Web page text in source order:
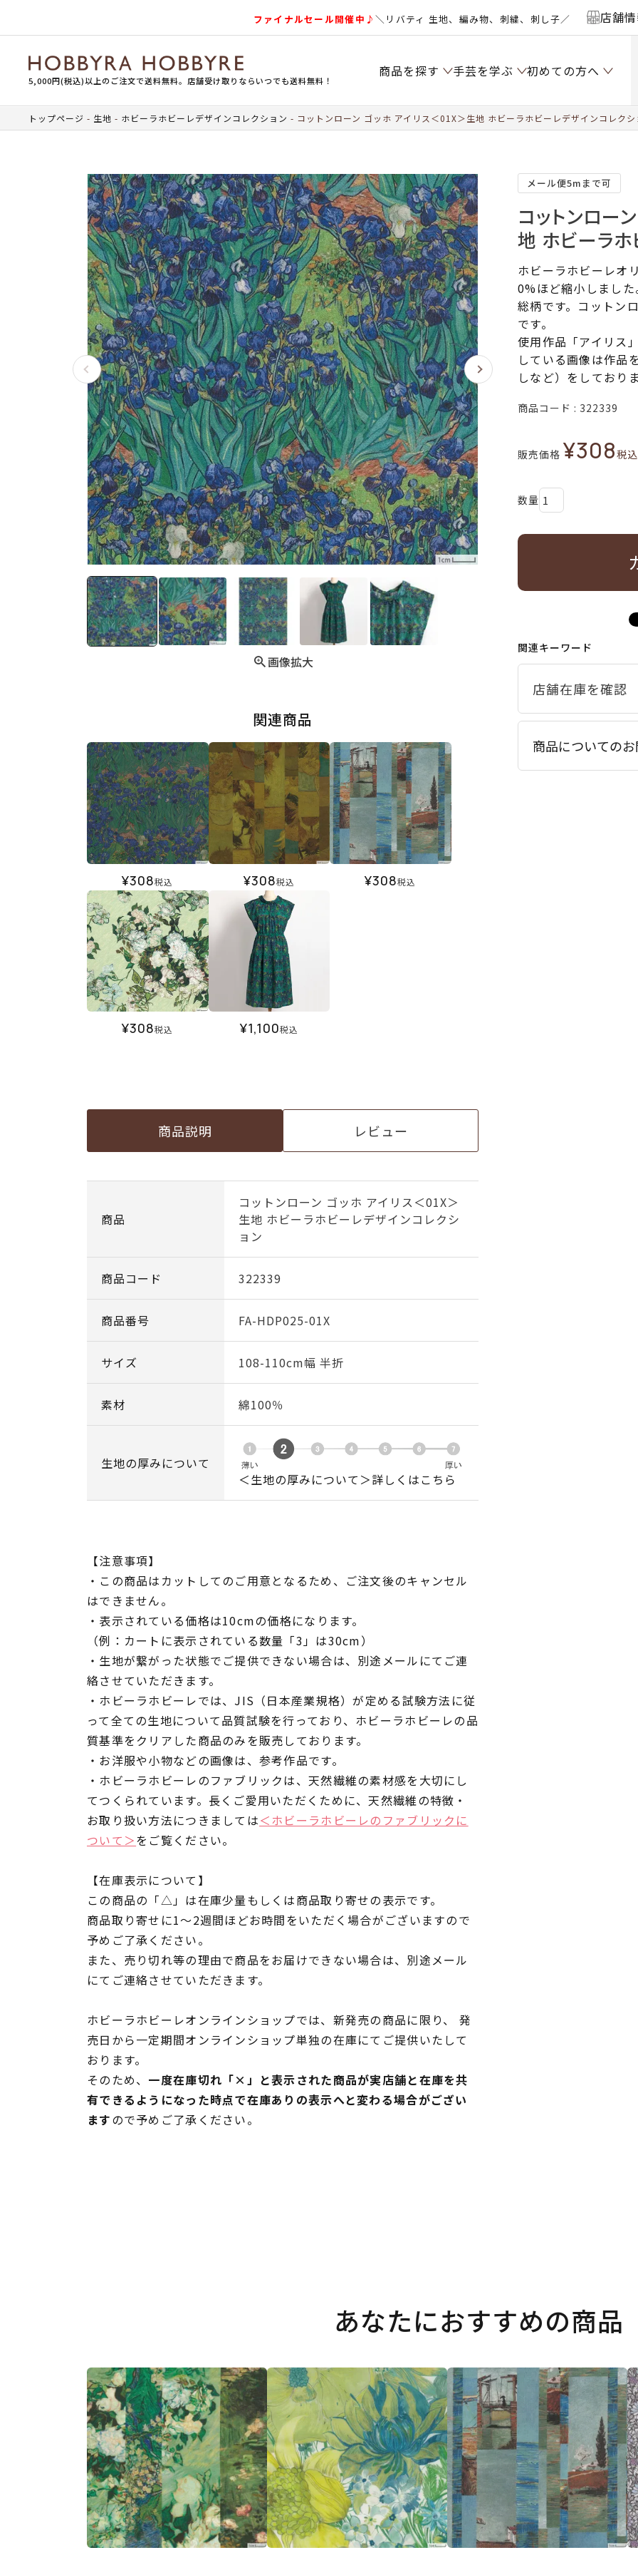
ファイナルセール開催中♪＼リバティ 生地、編み物、刺繍、刺し子／ 店舗
5,000円(税込)以上のご注文で送料無料。店舗受け取りならいつでも送料無料！
商品を探す 手芸を学ぶ 初めての方へ
トップページ 生地 ホビーラホビーレデザインコレクション コットンローン ゴッホ アイリス＜01X＞生地 ホビーラホビーレデザインコレクシ
画像拡大
関連商品
¥308税込 ¥308税込 ¥308税込
¥308税込 ¥1,100税込
商品説明 レビュー
商品
コットンローン ゴッホ アイリス＜01X＞
生地 ホビーラホビーレデザインコレクシ
ョン
商品コード 322339
商品番号 FA-HDP025-01X
サイズ 108-110cm幅 半折
素材 綿100％
生地の厚みについて
＜生地の厚みについて＞詳しくはこちら
【注意事項】
・この商品はカットしてのご用意となるため、ご注文後のキャンセル
はできません。
・表示されている価格は10cmの価格になります。
（例：カートに表示されている数量「3」は30cm）
・生地が繋がった状態でご提供できない場合は、別途メールにてご連
絡させていただきます。
・ホビーラホビーレでは、JIS（日本産業規格）が定める試験方法に従
って全ての生地について品質試験を行っており、ホビーラホビーレの品
質基準をクリアした商品のみを販売しております。
・お洋服や小物などの画像は、参考作品です。
・ホビーラホビーレのファブリックは、天然繊維の素材感を大切にし
てつくられています。長くご愛用いただくために、天然繊維の特徴・
お取り扱い方法につきましては＜ホビーラホビーレのファブリックに
ついて＞をご覧ください。
【在庫表示について】
この商品の「△」は在庫少量もしくは商品取り寄せの表示です。
商品取り寄せに1～2週間ほどお時間をいただく場合がございますので
予めご了承ください。
また、売り切れ等の理由で商品をお届けできない場合は、別途メール
にてご連絡させていただきます。
ホビーラホビーレオンラインショップでは、新発売の商品に限り、 発
売日から一定期間オンラインショップ単独の在庫にてご提供いたして
おります。
そのため、 一度在庫切れ「×」と表示された商品が実店舗と在庫を共
有できるようになった時点で在庫ありの表示へと変わる場合がござい
ますので予めご了承ください。
メール便5mまで可
コットンロー
地 ホビーラホ
ホビーラホビーレオ
0%ほど縮小しまし
総柄です。コットン
です。
使用作品「アイリス
している画像は作品
しなど）をしておりま
商品コード 322339
販売価格 ¥308税込
関連キーワード
商品についての
あなたにおすすめの商品